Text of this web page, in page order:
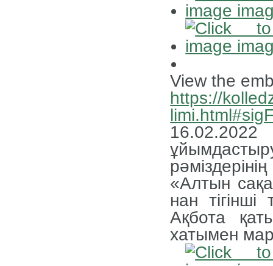
View the
https://
«Алтын
нан
Ақбота
хатымен